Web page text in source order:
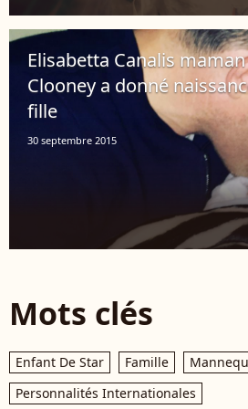
Elisabetta Canalis maman
Clooney a donné
fille
30 septembre 2015
Mots clés
Enfant De Star Famille
Personnalités Internationales